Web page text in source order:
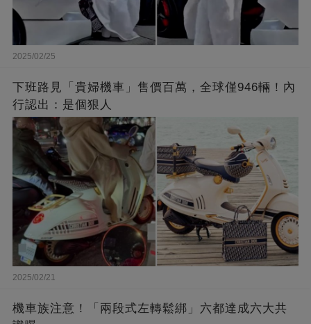
2025/02/25
下班路見「貴婦機車」售價百萬，全球僅946輛！內
行認出：是個狠人
2025/02/21
機車族注意！「兩段式左轉鬆綁」六都達成六大共